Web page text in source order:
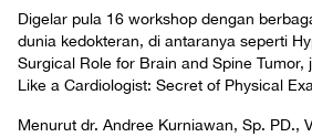
Digelar pula 16 workshop dengan
dunia kedokteran, di antaranya seperti
Surgical Role for Brain and Spine Tumor,
Like a Cardiologist: Secret of Physical
Menurut dr. Andree Kurniawan, Sp. PD.,